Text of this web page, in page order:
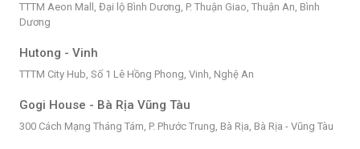
TTTM Aeon Mall, Đại lộ Bình Dương, P. Thuận Giao, Thuận An, Bình
Dương
Hutong - Vinh
TTTM City Hub, Số 1 Lê Hồng Phong, Vinh, Nghệ An
Gogi House - Bà Rịa Vũng Tàu
300 Cách Mạng Tháng Tám, P. Phước Trung, Bà Rịa, Bà Rịa - Vũng Tàu